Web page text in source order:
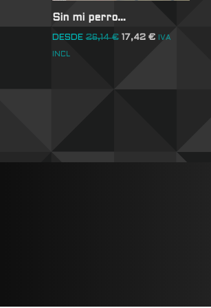
Sin mi perro…
DESDE 26,14€ 17,42 € IVA
INCL